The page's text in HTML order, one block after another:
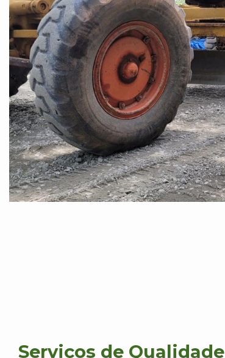
Serviços de Qualidade